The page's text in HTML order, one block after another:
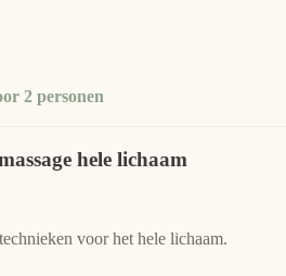
2 personen
hele lichaam
voor het hele lichaam.